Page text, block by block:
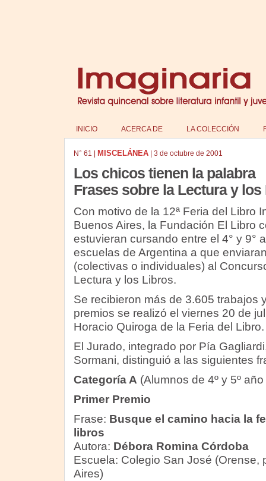
INICIO ACERCA DE LA COLECCIÓN
N° 61 MISCELÁNEA 3 de octubre de 2001
Los chicos tienen la palabra
Frases sobre la Lectura y
Con motivo de la 12ª Feria del Libro
Buenos Aires, la Fundación El Libro
estuvieran cursando entre el 4° y 9°
escuelas de Argentina a que
(colectivas o individuales) al
Lectura y los Libros.
Se recibieron más de 3.605 trabajos
premios se realizó el viernes 20 de
Horacio Quiroga de la Feria del Libro.
El Jurado, integrado por Pía
Sormani, distinguió a las siguientes
Categoría A (Alumnos de 4º y 5º
Primer Premio
Frase: Busque el camino hacia la
libros
Autora: Débora Romina Córdoba
Escuela: Colegio San José (Orense,
Aires)